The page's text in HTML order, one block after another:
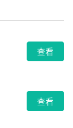
查看
查看